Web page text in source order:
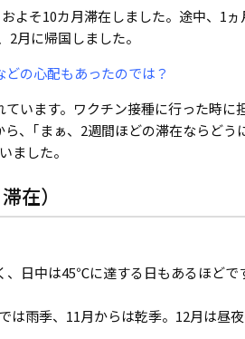
よそ10カ月滞在しました。途中、1
月に帰国しました。
の心配もあったのでは？
います。ワクチン接種に行った時
、｢まぁ、2週間ほどの滞在ならど
ました。
在）
、日中は45℃に達する日もあるほど
は雨季、11月からは乾季。12月は昼